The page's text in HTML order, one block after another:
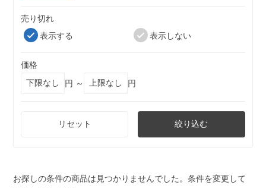
売り切れ
表示する
表示しない
価格
円 ～
円
リセット 絞り込む
お探しの条件の商品は見つかりませんでした。条件を変更して